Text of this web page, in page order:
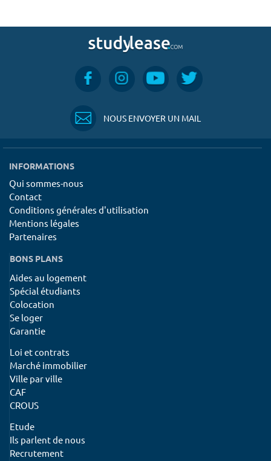
NOUS ENVOYER UN MAIL
INFORMATIONS
Qui sommes-nous
Contact
Conditions générales d'utilisation
Mentions légales
Partenaires
BONS PLANS
Aides au logement
Spécial étudiants
Colocation
Se loger
Garantie
Loi et contrats
Marché immobilier
Ville par ville
CAF
CROUS
Etude
Ils parlent de nous
Recrutement